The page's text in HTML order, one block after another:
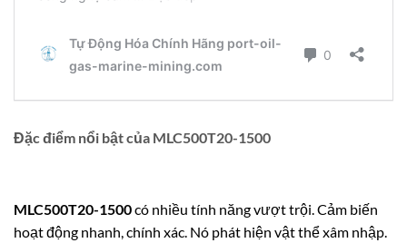
Đặc điểm nổi bật của MLC500T20-1500
MLC500T20-1500có nhiều tính năng vượt trội. Cảm biến
hoạt động nhanh, chính xác. Nó phát hiện vật thể xâm nhập.